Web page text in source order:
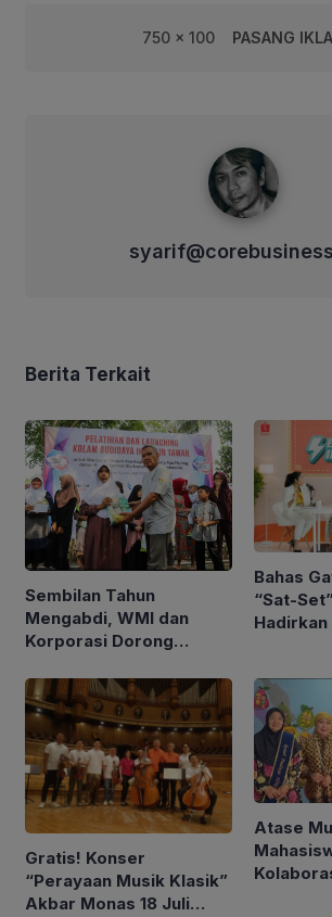
750 x 100 PASANG
syarif@corebusiness
Berita Terkait
Sembilan Tahun
Mengabdi, WMI dan
Korporasi Dorong
Komunitas Difabel
Bahas
“Sat-
Hadirkan
Gratis! Konser
“Perayaan Musik Klasik”
Akbar Monas 18 Juli
Atase